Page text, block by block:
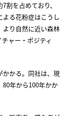
割を占めており、
る花粉症はこうし
より自然に近い森林
ャー・ポジティ
かる。同社は、現
年から100年かか